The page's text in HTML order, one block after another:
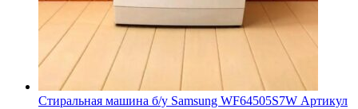
Стиральная машина б/у Samsung WF64505S7W Артикул